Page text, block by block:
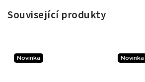
Související produkty
Novinka Novinka